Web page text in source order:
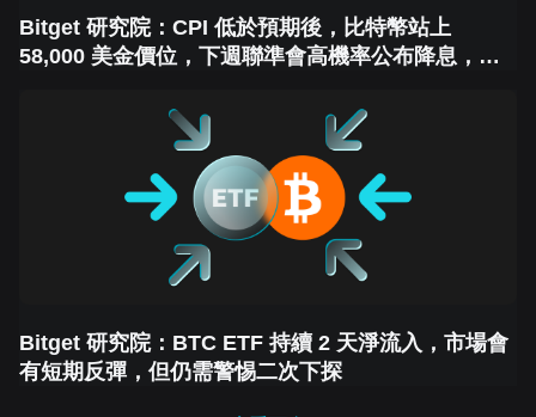
Bitget 研究院：CPI 低於預期後，比特幣站上
58,000 美金價位，下週聯準會高機率公布降息，預
Bitget 研究院：BTC ETF 持續 2 天淨流入，市場會
有短期反彈，但仍需警惕二次下探